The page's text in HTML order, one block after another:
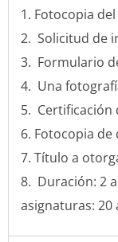
Fotocopia
Solicitud de
Formulario
Una
Certificación
Fotocopia
Título a
Duración: 2
asignaturas: 20